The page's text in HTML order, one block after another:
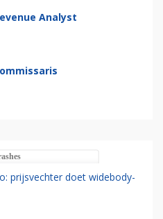
Analyst
prijsvechter doet widebody-